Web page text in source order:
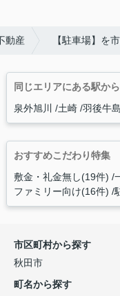
動産 【駐車場】を
同じエリアにある駅か
泉外旭川
土崎 羽後牛島
おすすめこだわり特集
敷金・礼金無し(19件)
ファミリー向け(16件)
市区町村から探す
秋田市
町名から探す